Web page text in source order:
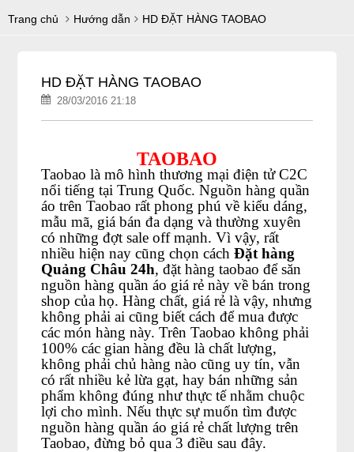
Trang chủ Hướng dẫn HD ĐẶT HÀNG TAOBAO
HD ĐẶT HÀNG TAOBAO
28/03/2016 21:18
TAOBAO
Taobao là mô hình thương mại điện tử C2C
nổi tiếng tại Trung Quốc. Nguồn hàng quần
áo trên Taobao rất phong phú về kiểu dáng,
mẫu mã, giá bán đa dạng và thường xuyên
có những đợt sale off mạnh. Vì vậy, rất
nhiều hiện nay cũng chọn cáchĐặt hàng
Quảng Châu 24h, đặt hàng taobao để săn
nguồn hàng quần áo giá rẻ này về bán trong
shop của họ. Hàng chất, giá rẻ là vậy, nhưng
không phải ai cũng biết cách để mua được
các món hàng này. Trên Taobao không phải
100% các gian hàng đều là chất lượng,
không phải chủ hàng nào cũng uy tín, vẫn
có rất nhiều kẻ lừa gạt, hay bán những sản
phẩm không đúng như thực tế nhằm chuộc
lợi cho mình. Nếu thực sự muốn tìm được
nguồn hàng quần áo giá rẻ chất lượng trên
Taobao, đừng bỏ qua 3 điều sau đây.